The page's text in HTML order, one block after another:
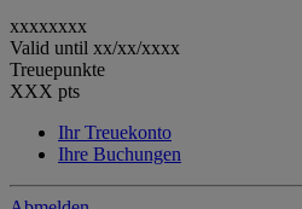
xxxxxxxx
Valid until xx/xx/xxxx
Treuepunkte
XXX pts
Ihr Treuekonto
Ihre Buchungen